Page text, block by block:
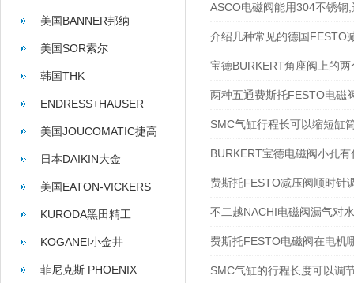
美国BANNER邦纳
美国SOR索尔
韩国THK
ENDRESS+HAUSER
美国JOUCOMATIC捷高
日本DAIKIN大金
美国EATON-VICKERS
KURODA黑田精工
KOGANEI小金井
菲尼克斯 PHOENIX
ASCO电磁阀能用304不锈钢
介绍几种常见的德国FESTO
宝德BURKERT角座阀上的
两种五通费斯托FESTO电磁
SMC气缸行程长可以缩短缸
BURKERT宝德电磁阀小孔有
费斯托FESTO减压阀顺时针
不二越NACHI电磁阀漏气对
费斯托FESTO电磁阀在电机
SMC气缸的行程长度可以调